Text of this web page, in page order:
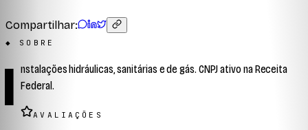
Compartilhar:
◆ SOBRE
I nstalações hidráulicas, sanitárias e de gás. CNPJ ativo na Receita
Federal.
AVALIAÇÕES